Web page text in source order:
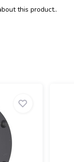
this product..